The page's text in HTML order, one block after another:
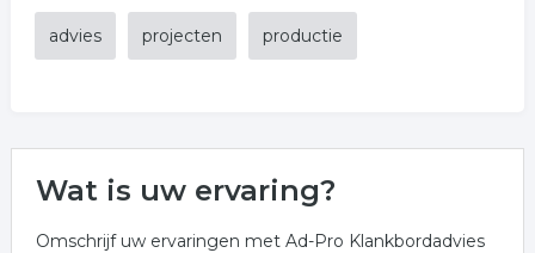
advies projecten productie
Wat is uw ervaring?
Omschrijf uw ervaringen met Ad-Pro Klankbordadvies